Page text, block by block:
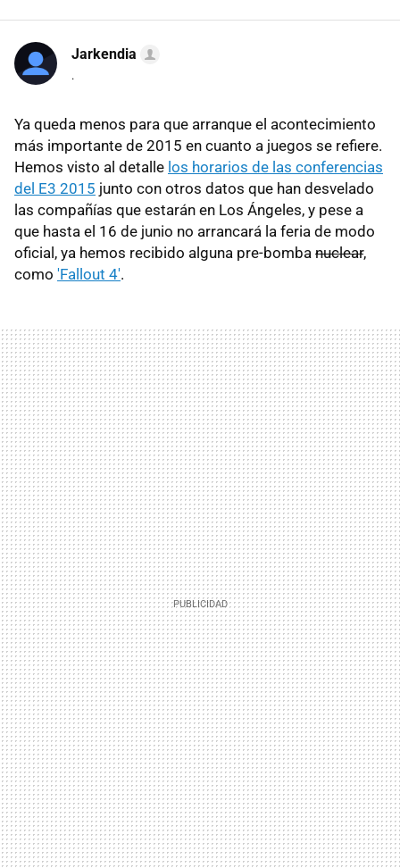
Jarkendia
.
Ya queda menos para que arranque el acontecimiento
más importante de 2015 en cuanto a juegos se refiere.
Hemos visto al detalle los horarios de las conferencias
del E3 2015 junto con otros datos que han desvelado
las compañías que estarán en Los Ángeles, y pese a
que hasta el 16 de junio no arrancará la feria de modo
oficial, ya hemos recibido alguna pre-bomba nuclear,
como 'Fallout 4'.